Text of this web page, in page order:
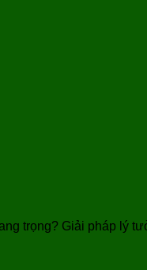
trọng? Giải pháp lý